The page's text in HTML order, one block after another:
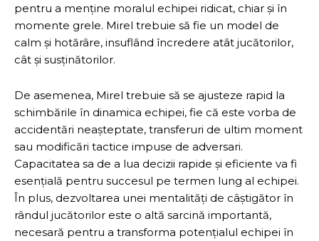
pentru a menține moralul echipei ridicat, chiar și în
momente grele. Mirel trebuie să fie un model de
calm și hotărâre, insuflând încredere atât jucătorilor,
cât și susținătorilor.
De asemenea, Mirel trebuie să se ajusteze rapid la
schimbările în dinamica echipei, fie că este vorba de
accidentări neașteptate, transferuri de ultim moment
sau modificări tactice impuse de adversari.
Capacitatea sa de a lua decizii rapide și eficiente va fi
esențială pentru succesul pe termen lung al echipei.
În plus, dezvoltarea unei mentalități de câștigător în
rândul jucătorilor este o altă sarcină importantă,
necesară pentru a transforma potențialul echipei în